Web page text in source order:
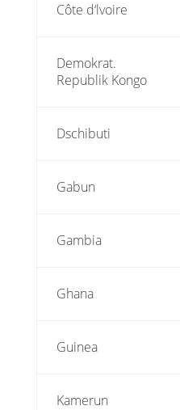
Côte d‘lvoire
Demokrat.
Republik Kongo
Dschibuti
Gabun
Gambia
Ghana
Guinea
Kamerun